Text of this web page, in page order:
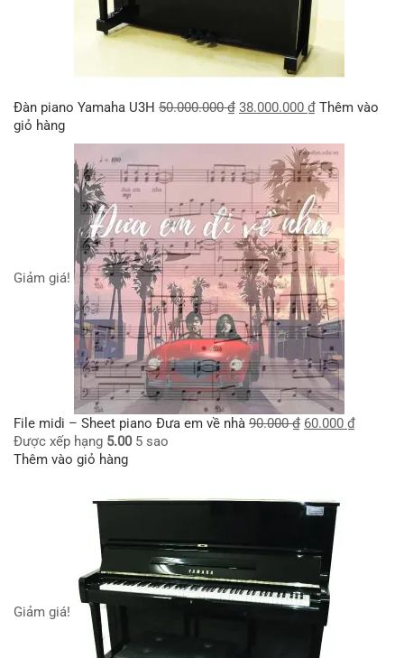
Đàn piano Yamaha U3H 50.000.000₫ 38.000.000 ₫ Thêm vào
giỏ hàng
Giảm giá!
File midi – Sheet piano Đưa em về nhà 90.000₫ 60.000 ₫
Được xếp hạng 5.005 sao
Thêm vào giỏ hàng
Giảm giá!